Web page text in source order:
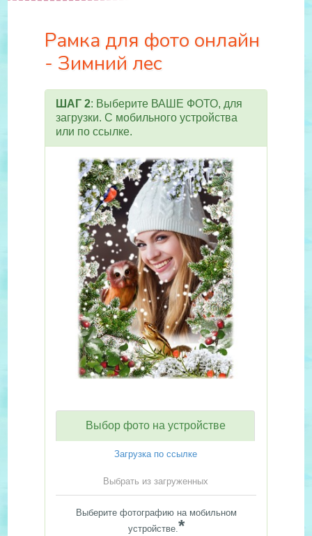
Рамка для фото онлайн
- Зимний лес
ШАГ 2: Выберите ВАШЕ ФОТО, для
загрузки. С мобильного устройства
или по ссылке.
Выбор фото на устройстве
Загрузка по ссылке
Выбрать из загруженных
Выберите фотографию на мобильном
устройстве.*